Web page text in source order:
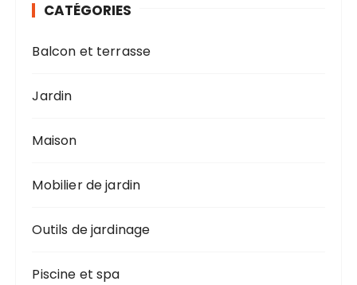
CATÉGORIES
Balcon et terrasse
Jardin
Maison
Mobilier de jardin
Outils de jardinage
Piscine et spa